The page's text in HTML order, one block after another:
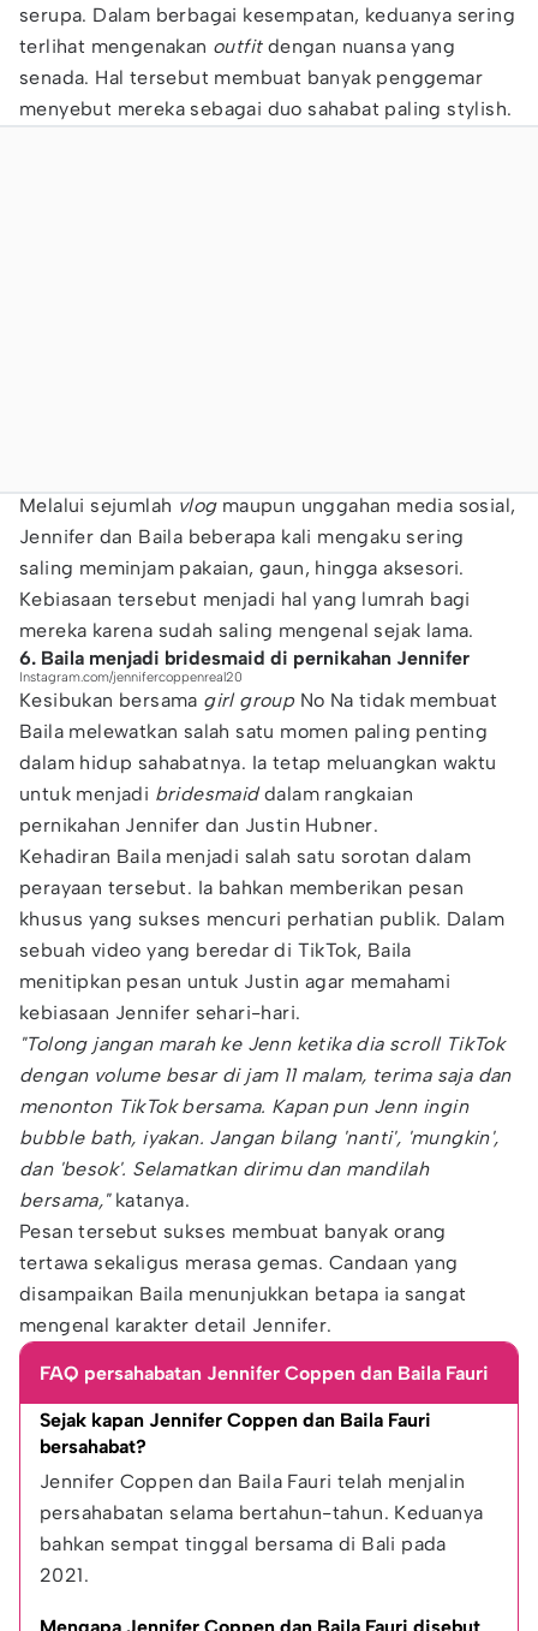
serupa. Dalam berbagai kesempatan, keduanya sering
terlihat mengenakan outfitdengan nuansa yang
senada. Hal tersebut membuat banyak penggemar
menyebut mereka sebagai duo sahabat paling stylish.
Melalui sejumlah vlogmaupun unggahan media sosial,
Jennifer dan Baila beberapa kali mengaku sering
saling meminjam pakaian, gaun, hingga aksesori.
Kebiasaan tersebut menjadi hal yang lumrah bagi
mereka karena sudah saling mengenal sejak lama.
6. Baila menjadi bridesmaid di pernikahan Jennifer
Instagram.com/jennifercoppenreal20
Kesibukan bersama girl group No Na tidak membuat
Baila melewatkan salah satu momen paling penting
dalam hidup sahabatnya. Ia tetap meluangkan waktu
untuk menjadi bridesmaiddalam rangkaian
pernikahan Jennifer dan Justin Hubner.
Kehadiran Baila menjadi salah satu sorotan dalam
perayaan tersebut. Ia bahkan memberikan pesan
khusus yang sukses mencuri perhatian publik. Dalam
sebuah video yang beredar di TikTok, Baila
menitipkan pesan untuk Justin agar memahami
kebiasaan Jennifer sehari-hari.
"Tolong jangan marah ke Jenn ketika dia scroll TikTok
dengan volume besar di jam 11 malam, terima saja dan
menonton TikTok bersama. Kapan pun Jenn ingin
bubble bath, iyakan. Jangan bilang 'nanti', 'mungkin',
dan 'besok'. Selamatkan dirimu dan mandilah
bersama," katanya.
Pesan tersebut sukses membuat banyak orang
tertawa sekaligus merasa gemas. Candaan yang
disampaikan Baila menunjukkan betapa ia sangat
mengenal karakter detail Jennifer.
FAQ persahabatan Jennifer Coppen dan Baila Fauri
Sejak kapan Jennifer Coppen dan Baila Fauri
bersahabat?
Jennifer Coppen dan Baila Fauri telah menjalin
persahabatan selama bertahun-tahun. Keduanya
bahkan sempat tinggal bersama di Bali pada
2021.